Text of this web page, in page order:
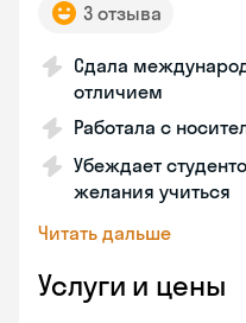
3 отзыва
Сдала
отличием
Работала с
Убеждает
желания учиться
Читать дальше
Услуги и цены